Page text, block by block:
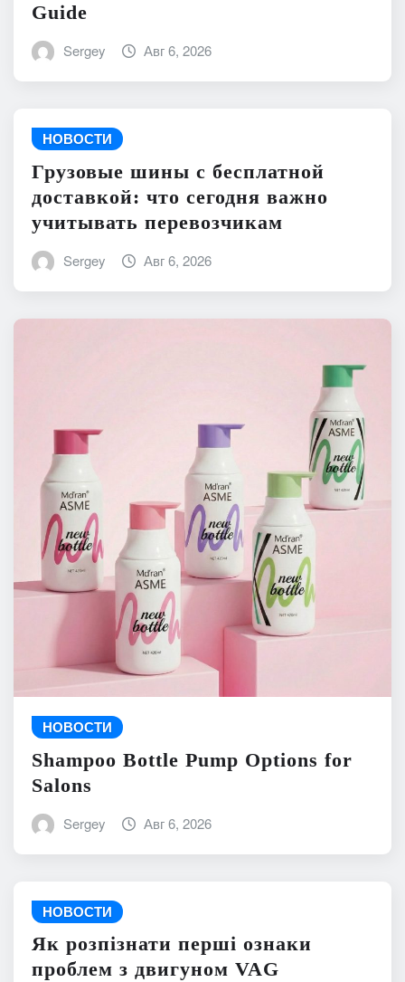
Guide
Sergey Авг 6, 2026
НОВОСТИ
Грузовые шины с бесплатной
доставкой: что сегодня важно
учитывать перевозчикам
Sergey Авг 6, 2026
НОВОСТИ
Shampoo Bottle Pump Options for
Salons
Sergey Авг 6, 2026
НОВОСТИ
Як розпізнати перші ознаки
проблем з двигуном VAG